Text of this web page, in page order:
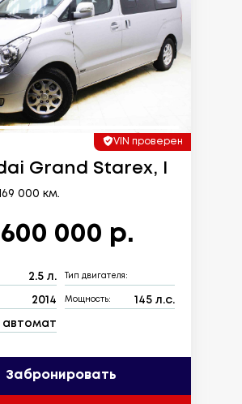
VIN проверен
Grand Starex, I
000 км.
600 000 р.
2.5 л. Тип двигателя:
2014 Мощность: 145 л.с.
автомат
Забронировать